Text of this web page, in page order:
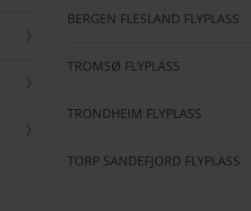
BERGEN FLESLAND FLYPLASS
TROMSØ FLYPLASS
TRONDHEIM FLYPLASS
TORP SANDEFJORD FLYPLASS